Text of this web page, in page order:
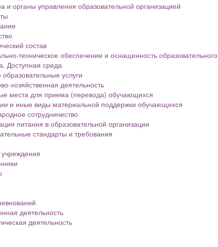
и органы управления образовательной организацией
состав
техническое обеспечение и оснащенность образовательного
Доступная среда
услуги
хозяйственная деятельность
места для приема (перевода) обучающихся
и иные виды материальной поддержки обучающихся
сотрудничество
питания в образовательной организации
стандарты и требования
деятельность
деятельность